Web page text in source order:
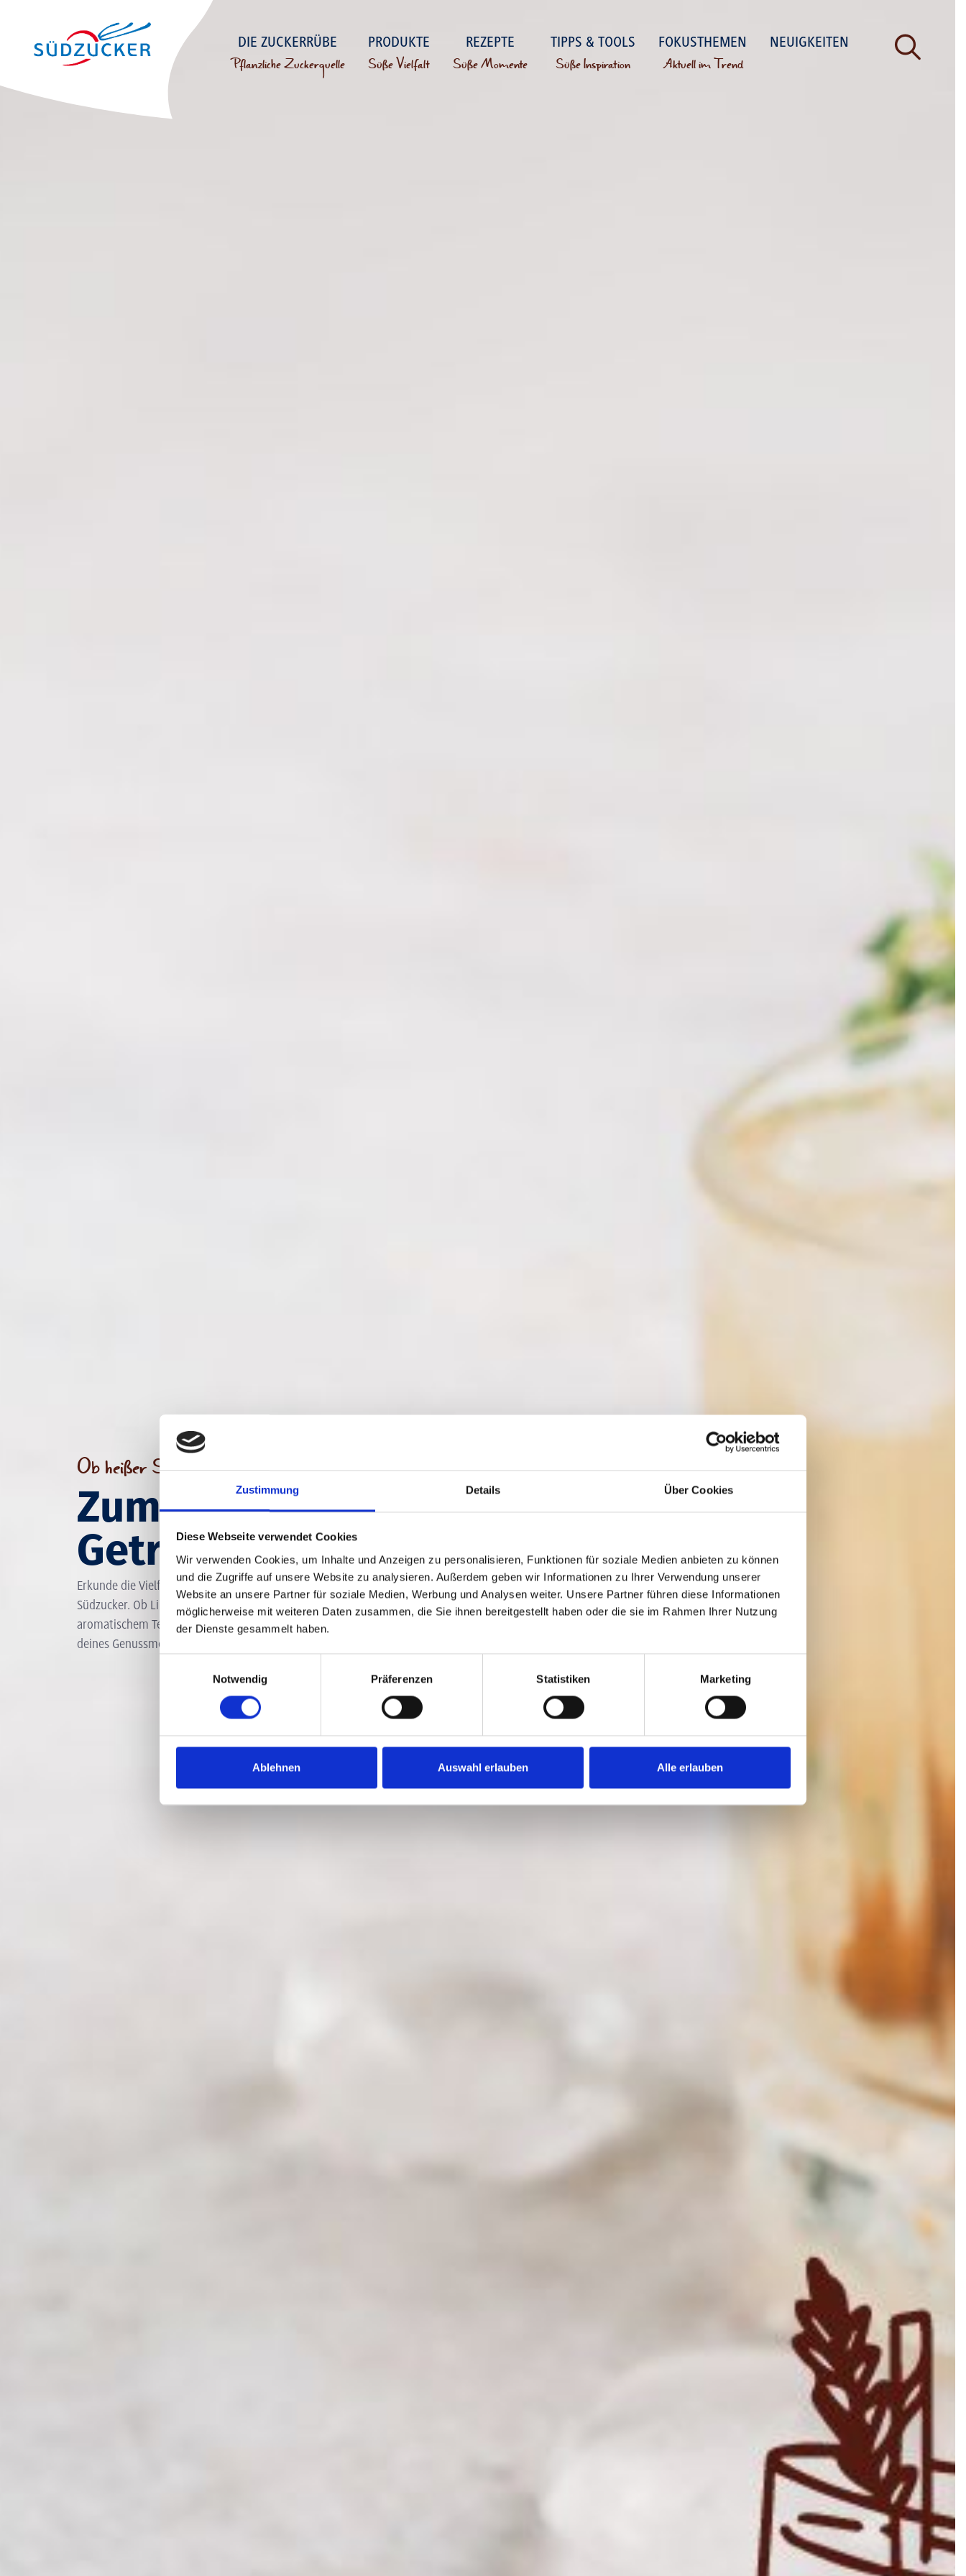
Zustimmung Details Über Cookies
Diese Webseite verwendet Cookies
Wir verwenden Cookies, um Inhalte und Anzeigen zu personalisieren, Funktionen für soziale Medien anbieten zu können
und die Zugriffe auf unsere Website zu analysieren. Außerdem geben wir Informationen zu Ihrer Verwendung unserer
Website an unsere Partner für soziale Medien, Werbung und Analysen weiter. Unsere Partner führen diese Informationen
möglicherweise mit weiteren Daten zusammen, die Sie ihnen bereitgestellt haben oder die sie im Rahmen Ihrer Nutzung
der Dienste gesammelt haben.
Notwendig
Präferenzen Statistiken Marketing
Ablehnen Auswahl erlauben Alle erlauben
DIE ZUCKERRÜBE
Pflanzliche Zuckerquelle
PRODUKTE
Süße Vielfalt
REZEPTE
Süße Momente
TIPPS & TOOLS
Süße Inspiration
FOKUSTHEMEN
Aktuell im Trend
NEUIGKEITEN
Ob heißer Seelenwärmer oder eiskalte Erfrischung
Zum Versüßen von
Getränken aller Art
Erkunde die Vielfalt an unterschiedlichsten Drinks mit den Produkten von
Südzucker. Ob Limonade mit hausgemachtem Zuckersirup oder als Kandis in
aromatischem Tee – genieße die vielseitigen Möglichkeiten zum Versüßen
deines Genussmoments!